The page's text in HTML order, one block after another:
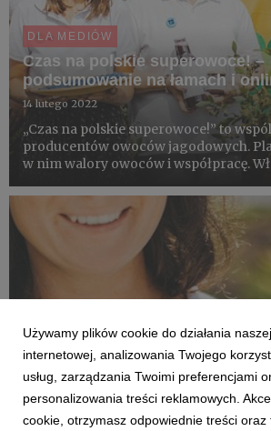
DLA MEDIÓW
Czas na polskie superowoce! –
podsumowanie na łamach i
14 lutego 2022
„Czas na polskie superowoce!” to
producentów owoców jagodowych.
w nim walory owoców i współpracę.
informacje o celach i efektach
Zaprasza...
DLA MEDIÓW
Używamy plików cookie do działania
internetowej, analizowania Twojego
usług, zarządzania Twoimi preferencjami
personalizowania treści reklamowych.
cookie, otrzymasz odpowiednie treści oraz